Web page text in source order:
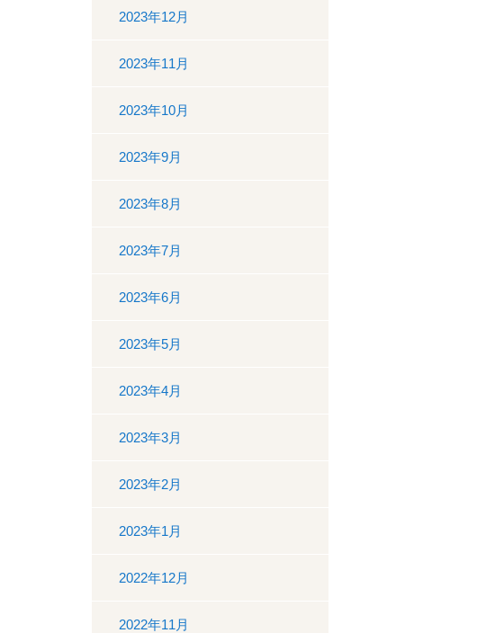
2023年12月
2023年11月
2023年10月
2023年9月
2023年8月
2023年7月
2023年6月
2023年5月
2023年4月
2023年3月
2023年2月
2023年1月
2022年12月
2022年11月